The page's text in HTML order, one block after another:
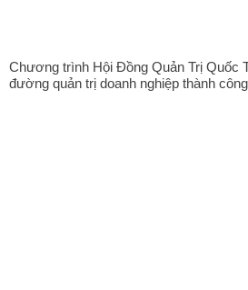
Chương trình Hội Đồng Quản Trị Quốc
đường quản trị doanh nghiệp thành